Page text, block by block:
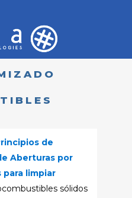
de
Aberturas por
para limpiar
sólidos